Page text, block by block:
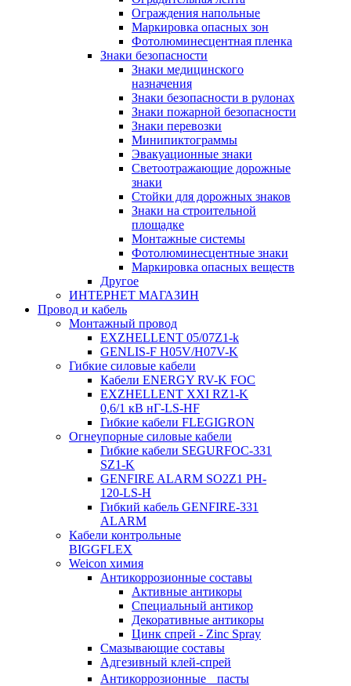
Ограждения напольные
Маркировка опасных зон
Фотолюминесцентная пленка
Знаки безопасности
Знаки медицинского
назначения
Знаки безопасности в рулонах
Знаки пожарной безопасности
Знаки перевозки
Минипиктограммы
Эвакуационные знаки
Светоотражающие дорожные
знаки
Стойки для дорожных знаков
Знаки на строительной
площадке
Монтажные системы
Фотолюминесцентные знаки
Маркировка опасных веществ
Другое
ИНТЕРНЕТ МАГАЗИН
Провод и кабель
Монтажный провод
EXZHELLENT 05/07Z1-k
GENLIS-F Н05V/H07V-K
Гибкие силовые кабели
Кабели ENERGY RV-K FOC
EXZHELLENT XXI RZ1-K
0,6/1 кВ нГ-LS-HF
Гибкие кабели FLEGIGRON
Огнеупорные силовые кабели
Гибкие кабели SEGURFOC-331
SZ1-K
GENFIRE ALARM SO2Z1 PH-
120-LS-H
Гибкий кабель GENFIRE-331
ALARM
Кабели контрольные
BIGGFLEX
Weicon химия
Антикоррозионные составы
Активные антикоры
Специальный антикор
Декоративные антикоры
Цинк спрей - Zinc Spray
Смазывающие составы
Адгезивный клей-спрей
Антикоррозионные пасты